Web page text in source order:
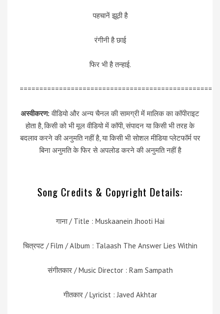
पहचानें झूठी है
रंगीनी है छाई
फिर भी है तन्हाई.
=================================================
अस्वीकरण: वीडियो और अन्य चैनल की सामग्री में मालिक का कॉपीराइट
होता है, किसी को भी मूल वीडियो में कॉपी, संपादन या किसी भी तरह के
बदलाव करने की अनुमति नहीं है, या किसी भी सोशल मीडिया प्लेटफॉर्म पर
बिना अनुमति के फिर से अपलोड करने की अनुमति नहीं है
Song Credits & Copyright Details:
गाना / Title : Muskaanein Jhooti Hai
चित्रपट / Film / Album : Talaash The Answer Lies Within
संगीतकार / Music Director : Ram Sampath
गीतकार / Lyricist : Javed Akhtar